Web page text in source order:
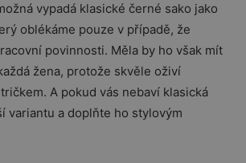
vypadá klasické černé sako jako
oblékáme pouze v případě, že
povinnosti. Měla by ho však mít
žena, protože skvěle oživí
A pokud vás nebaví klasická
variantu a doplňte ho stylovým